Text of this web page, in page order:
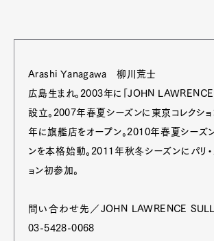
Arashi Yanagawa 柳川荒士
広島生まれ。2003年に「JOHN
設立。2007年春夏シーズンに東京コレクシ
年に旗艦店をオープン。2010年春夏シーズン
ンを本格始動。2011年秋冬シーズンにパリ・
ョン初参加。
問い合わせ先／JOHN LAWRENCE
03-5428-0068